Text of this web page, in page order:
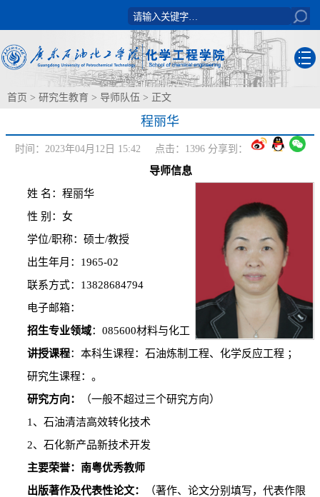
首页 > 研究生教育 > 导师队伍 > 正文
程丽华
时间：2023年04月12日 15:42 点击： 1396 分享到：
导师信息
姓 名：程丽华
性 别：女
学位/职称：硕士/教授
出生年月：1965-02
联系方式：13828684794
电子邮箱：
招生专业领域：085600材料与化工
讲授课程：本科生课程：石油炼制工程、化学反应工程 ；
研究生课程：。
研究方向：
（一般不超过三个研究方向）
1、石油清洁高效转化技术
2、石化新产品新技术开发
主要荣誉： 南粤优秀教师
出版著作及代表性论文：
（著作、论文分别填写，代表作限